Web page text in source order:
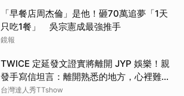
「早餐店周杰倫」是他！砸70萬追夢「1天
只吃1餐」 吳宗憲成最強推手
鏡報
TWICE 定延發文證實將離開 JYP 娛樂！親
發手寫信坦言：離開熟悉的地方，心裡難免
會感到害怕...
台灣達人秀TTshow